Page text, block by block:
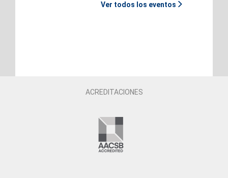
Ver todos los eventos
ACREDITACIONES